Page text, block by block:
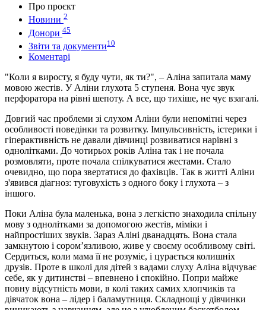
Про проєкт
Новини 2
Донори 45
Звіти та документи10
Коментарі
"Коли я виросту, я буду чути, як ти?", – Аліна запитала маму
мовою жестів. У Аліни глухота 5 ступеня. Вона чує звук
перфоратора на рівні шепоту. А все, що тихіше, не чує взагалі.
Довгий час проблеми зі слухом Аліни були непомітні через
особливості поведінки та розвитку. Імпульсивність, істерики і
гіперактивність не давали дівчинці розвиватися нарівні з
однолітками. До чотирьох років Аліна так і не почала
розмовляти, проте почала спілкуватися жестами. Стало
очевидно, що пора звертатися до фахівців. Так в житті Аліни
з'явився діагноз: туговухість з одного боку і глухота – з
іншого.
Поки Аліна була маленька, вона з легкістю знаходила спільну
мову з однолітками за допомогою жестів, міміки і
найпростіших звуків. Зараз Аліні дванадцять. Вона стала
замкнутою і сором’язливою, живе у своєму особливому світі.
Сердиться, коли мама її не розуміє, і цурається колишніх
друзів. Проте в школі для дітей з вадами слуху Аліна відчуває
себе, як у дитинстві – впевнено і спокійно. Попри майже
повну відсутність мови, в колі таких самих хлопчиків та
дівчаток вона – лідер і баламутниця. Складнощі у дівчинки